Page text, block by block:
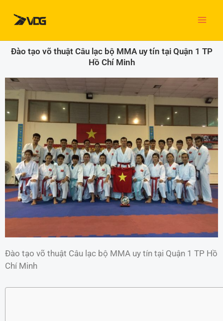
dung
Đào tạo võ thuật Câu lạc bộ MMA uy tín tại Quận 1 TP
Hồ Chí Minh
Đào tạo võ thuật Câu lạc bộ MMA uy tín tại Quận 1 TP Hồ
Chí Minh